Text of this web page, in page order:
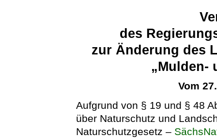
des
zur Änderung des
„Mulden-
Vom
Aufgrund von § 19 und § 48
über Naturschutz und
Naturschutzgesetz –